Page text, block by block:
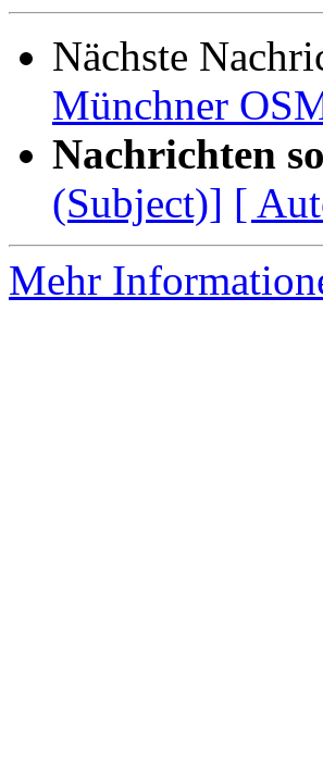
Nächste
Münchner
Nachrichten
(Subject)] [
Mehr